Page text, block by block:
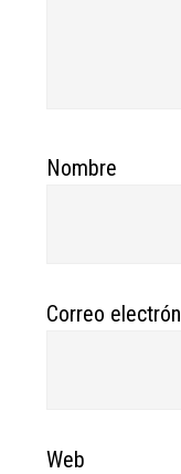
Nombre
Correo
Web